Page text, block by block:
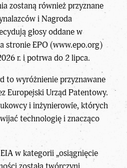
zostaną również przyznane
i Nagroda
głosy oddane w
stronie EPO (www.epo.org)
r. i potrwa do 2 lipca.
to wyróżnienie przyznawane
Europejski Urząd Patentowy.
i inżynierowie, których
technologię i znacząco
w kategorii „osiągnięcie